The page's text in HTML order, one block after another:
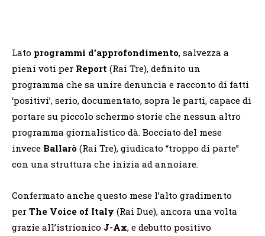
Lato programmi d’approfondimento, salvezza a
pieni voti per Report (Rai Tre), definito un
programma che sa unire denuncia e racconto di fatti
‘positivi’, serio, documentato, sopra le parti, capace di
portare su piccolo schermo storie che nessun altro
programma giornalistico dà. Bocciato del mese
invece Ballarò (Rai Tre), giudicato “troppo di parte”
con una struttura che inizia ad annoiare.
Confermato anche questo mese l’alto gradimento
per The Voice of Italy (Rai Due), ancora una volta
grazie all’istrionico J-Ax, e debutto positivo